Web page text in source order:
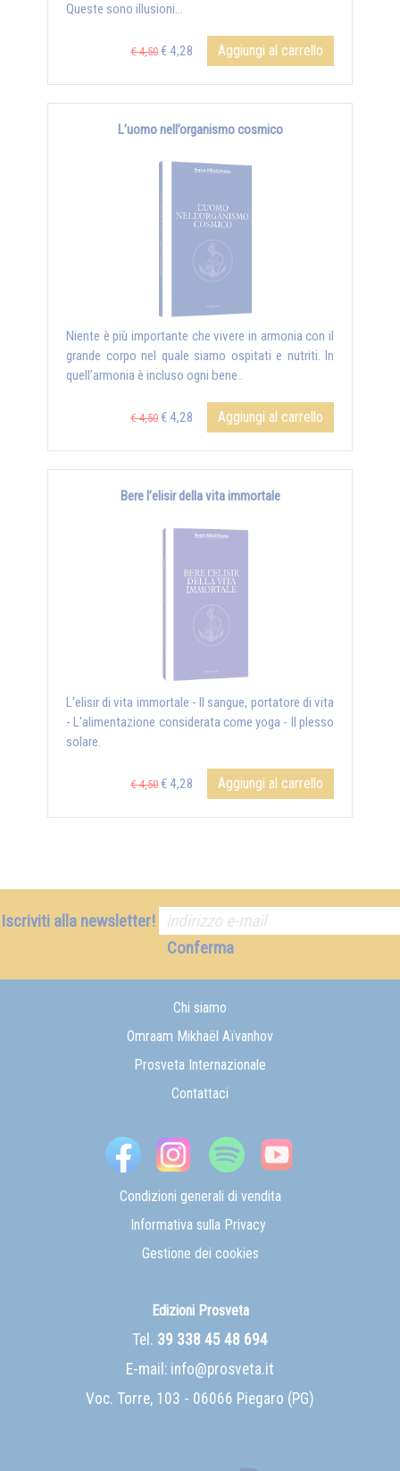
Queste sono illusioni...
€ 4,50 € 4,28 Aggiungi al carrello
L’uomo nell’organismo cosmico
Niente è più importante che vivere in armonia con il
grande corpo nel quale siamo ospitati e nutriti. In
quell’armonia è incluso ogni bene..
€ 4,50 € 4,28 Aggiungi al carrello
Bere l’elisir della vita immortale
L'elisir di vita immortale - Il sangue, portatore di vita
- L'alimentazione considerata come yoga - Il plesso
solare.
€ 4,50 € 4,28 Aggiungi al carrello
Iscriviti alla newsletter!
Conferma
Chi siamo
Omraam Mikhaël Aïvanhov
Prosveta Internazionale
Contattaci
Condizioni generali di vendita
Informativa sulla Privacy
Gestione dei cookies
Edizioni Prosveta
Tel. 39 338 45 48 694
E-mail: info@prosveta.it
Voc. Torre, 103 - 06066 Piegaro (PG)